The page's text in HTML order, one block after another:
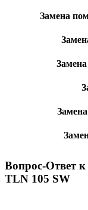
Замена
Вопрос-Ответ
TLN 105 SW